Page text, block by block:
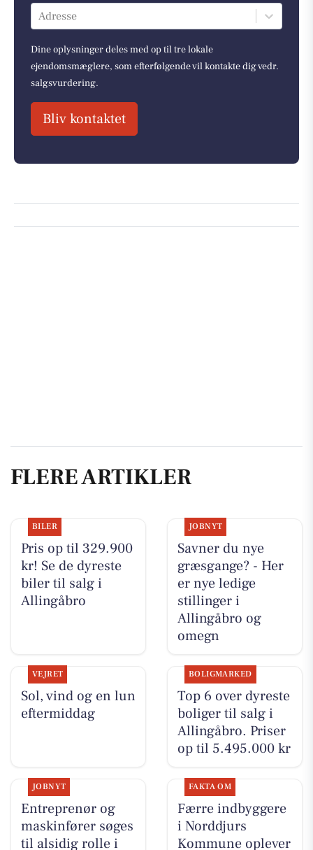
Adresse
Dine oplysninger deles med op til tre lokale
ejendomsmæglere, som efterfølgende vil kontakte dig vedr.
salgsvurdering.
Bliv kontaktet
FLERE ARTIKLER
BILER
Pris op til 329.900
kr! Se de dyreste
biler til salg i
Allingåbro
JOBNYT
Savner du nye
græsgange? - Her
er nye ledige
stillinger i
Allingåbro og
omegn
VEJRET
Sol, vind og en lun
eftermiddag
BOLIGMARKED
Top 6 over dyreste
boliger til salg i
Allingåbro. Priser
op til 5.495.000 kr
JOBNYT
Entreprenør og
maskinfører søges
til alsidig rolle i
FAKTA OM
Færre indbyggere
i Norddjurs
Kommune oplever